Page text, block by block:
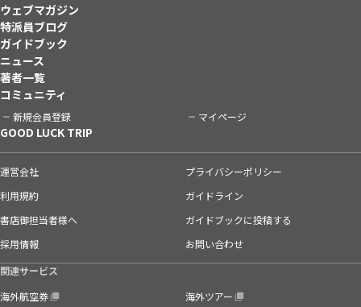
ウェブマガジン
特派員ブログ
ガイドブック
ニュース
著者一覧
コミュニティ
新規会員登録 マイページ
GOOD LUCK TRIP
運営会社
プライバシーポリシー
利用規約
ガイドライン
書店御担当者様へ
ガイドブックに投稿する
採用情報
お問い合わせ
関連サービス
海外航空券
海外ツアー